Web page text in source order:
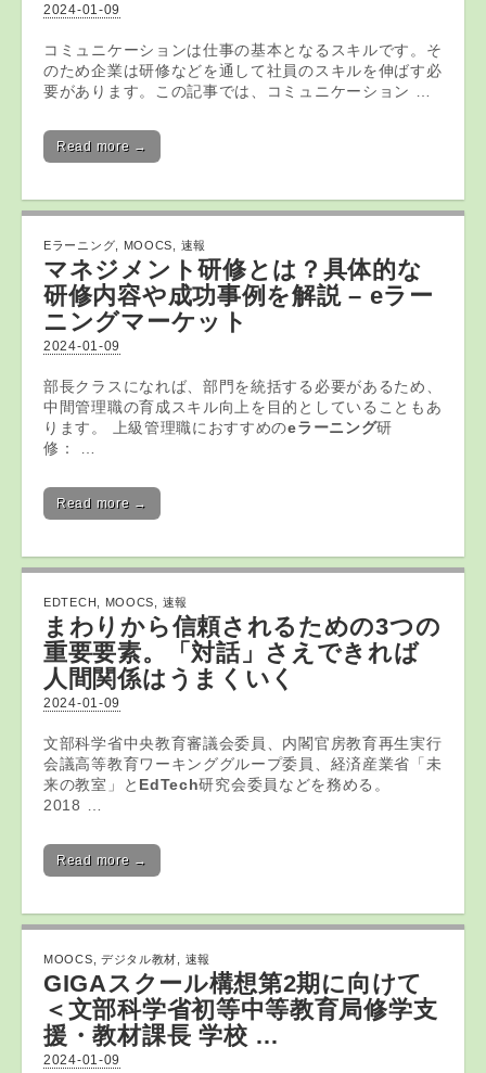
2024-01-09
コミュニケーションは仕事の基本となるスキルです。そ
のため企業は研修などを通して社員のスキルを伸ばす必
要があります。この記事では、コミュニケーション …
Read more →
Eラーニング MOOCS 速報
マネジメント研修とは？具体的な
研修内容や成功事例を解説 – eラー
ニングマーケット
2024-01-09
部長クラスになれば、部門を統括する必要があるため、
中間管理職の育成スキル向上を目的としていることもあ
ります。 上級管理職におすすめのeラーニング研
修： …
Read more →
EDTECH MOOCS 速報
まわりから信頼されるための3つの
重要要素。「対話」さえできれば
人間関係はうまくいく
2024-01-09
文部科学省中央教育審議会委員、内閣官房教育再生実行
会議高等教育ワーキンググループ委員、経済産業省「未
来の教室」と EdTech研究会委員などを務める。
2018 …
Read more →
MOOCS デジタル教材 速報
GIGAスクール構想第2期に向けて
＜文部科学省初等中等教育局修学支
援・教材課長 学校 …
2024-01-09